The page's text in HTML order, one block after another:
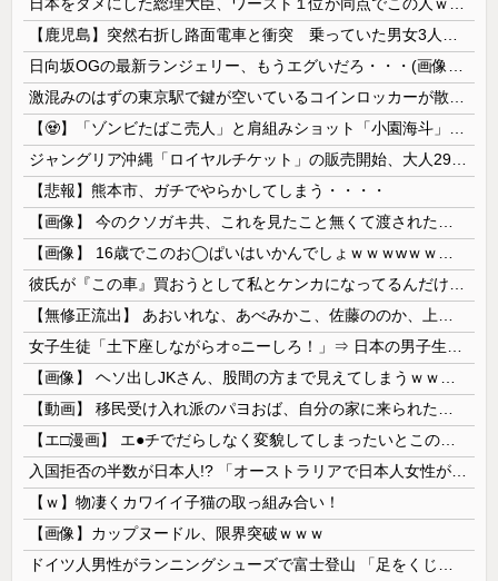
【悲報】熊本市、ガチでやらかしてしまう・・・・
【ｗ】物凄くカワイイ子猫の取っ組み合い！
【画像】カップヌードル、限界突破ｗｗｗ